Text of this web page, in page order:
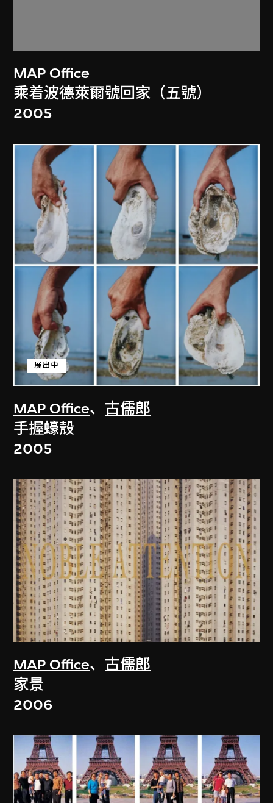
MAP Office
乘着波德萊爾號回家（五號）
2005
MAP Office、 古儒郎
展出中
手握蠔殼
2005
MAP Office、 古儒郎
家景
2006